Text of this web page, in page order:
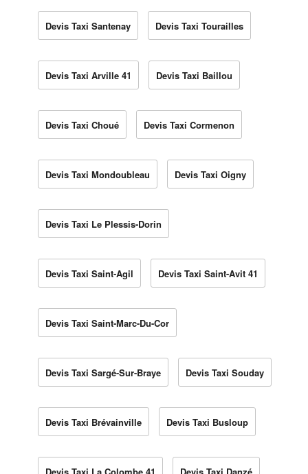
Devis Taxi Santenay Devis Taxi Tourailles
Devis Taxi Arville 41 Devis Taxi Baillou
Devis Taxi Choué Devis Taxi Cormenon
Devis Taxi Mondoubleau Devis Taxi Oigny
Devis Taxi Le Plessis-Dorin
Devis Taxi Saint-Agil Devis Taxi Saint-Avit 41
Devis Taxi Saint-Marc-Du-Cor
Devis Taxi Sargé-Sur-Braye Devis Taxi Souday
Devis Taxi Brévainville Devis Taxi Busloup